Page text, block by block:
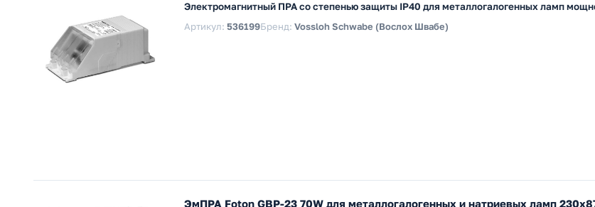
Электромагнитный ПРА со степенью защиты IP40 для металлогалогенных ламп
Артикул: 536199Бренд: Vossloh Schwabe (Вослох Швабе)
ЭмПРА Foton GBP-23 70W для металлогалогенных и натриевых ламп